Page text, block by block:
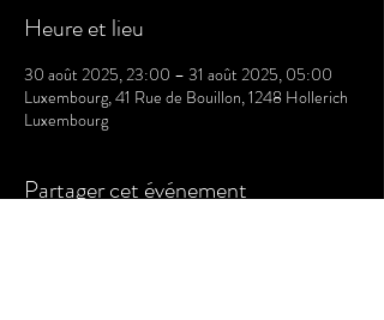
Heure et lieu
30 août 2025, 23:00 – 31 août 2025, 05:00
Luxembourg, 41 Rue de Bouillon, 1248 Hollerich
Luxembourg
Partager cet événement